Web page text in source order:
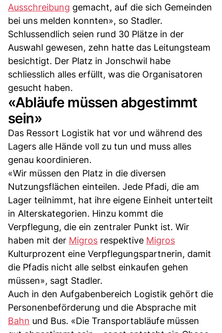
Ausschreibung gemacht, auf die sich Gemeinden
bei uns melden konnten», so Stadler.
Schlussendlich seien rund 30 Plätze in der
Auswahl gewesen, zehn hatte das Leitungsteam
besichtigt. Der Platz in Jonschwil habe
schliesslich alles erfüllt, was die Organisatoren
gesucht haben.
«Abläufe müssen abgestimmt
sein»
Das Ressort Logistik hat vor und während des
Lagers alle Hände voll zu tun und muss alles
genau koordinieren.
«Wir müssen den Platz in die diversen
Nutzungsflächen einteilen. Jede Pfadi, die am
Lager teilnimmt, hat ihre eigene Einheit unterteilt
in Alterskategorien. Hinzu kommt die
Verpflegung, die ein zentraler Punkt ist. Wir
haben mit der Migros respektive Migros
Kulturprozent eine Verpflegungspartnerin, damit
die Pfadis nicht alle selbst einkaufen gehen
müssen», sagt Stadler.
Auch in den Aufgabenbereich Logistik gehört die
Personenbeförderung und die Absprache mit
Bahn und Bus. «Die Transportabläufe müssen